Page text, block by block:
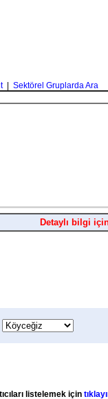
| Sektörel Gruplarda Ara
Detaylı bilgi
listelemek için